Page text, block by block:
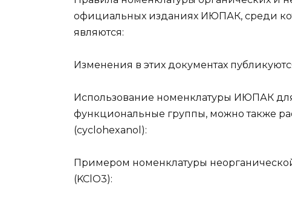
официальных изданиях ИЮПАК, среди
являются:
Изменения в этих документах
Использование номенклатуры ИЮПАК
функциональные группы, можно также
(cyclohexanol):
Примером номенклатуры
(KClO3):